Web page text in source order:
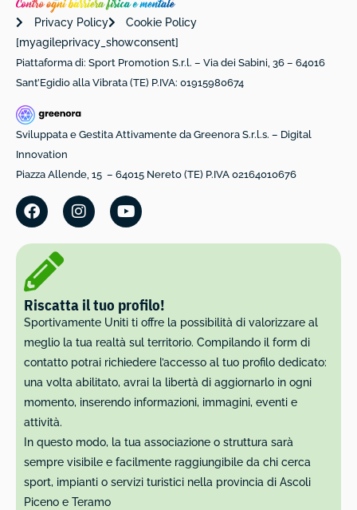
Privacy Policy
Cookie Policy
[myagileprivacy_showconsent]
Piattaforma di: Sport Promotion S.r.l. – Via dei Sabini, 36 – 64016
Sant’Egidio alla Vibrata (TE) P.IVA: 01915980674
Sviluppata e Gestita Attivamente da Greenora S.r.l.s. – Digital
Innovation
Piazza Allende, 15 – 64015 Nereto (TE) P.IVA 02164010676
Riscatta il tuo profilo!
Sportivamente Uniti ti offre la possibilità di valorizzare al
meglio la tua realtà sul territorio. Compilando il form di
contatto potrai richiedere l’accesso al tuo profilo dedicato:
una volta abilitato, avrai la libertà di aggiornarlo in ogni
momento, inserendo informazioni, immagini, eventi e
attività.
In questo modo, la tua associazione o struttura sarà
sempre visibile e facilmente raggiungibile da chi cerca
sport, impianti o servizi turistici nella provincia di Ascoli
Piceno e Teramo